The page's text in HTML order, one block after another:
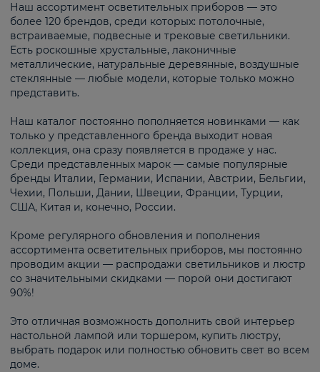
Наш ассортимент осветительных приборов — это
более 120 брендов, среди которых: потолочные,
встраиваемые, подвесные и трековые светильники.
Есть роскошные хрустальные, лаконичные
металлические, натуральные деревянные, воздушные
стеклянные — любые модели, которые только можно
представить.
Наш каталог постоянно пополняется новинками — как
только у представленного бренда выходит новая
коллекция, она сразу появляется в продаже у нас.
Среди представленных марок — самые популярные
бренды Италии, Германии, Испании, Австрии, Бельгии,
Чехии, Польши, Дании, Швеции, Франции, Турции,
США, Китая и, конечно, России.
Кроме регулярного обновления и пополнения
ассортимента осветительных приборов, мы постоянно
проводим акции — распродажи светильников и люстр
со значительными скидками — порой они достигают
90%!
Это отличная возможность дополнить свой интерьер
настольной лампой или торшером, купить люстру,
выбрать подарок или полностью обновить свет во всем
доме.